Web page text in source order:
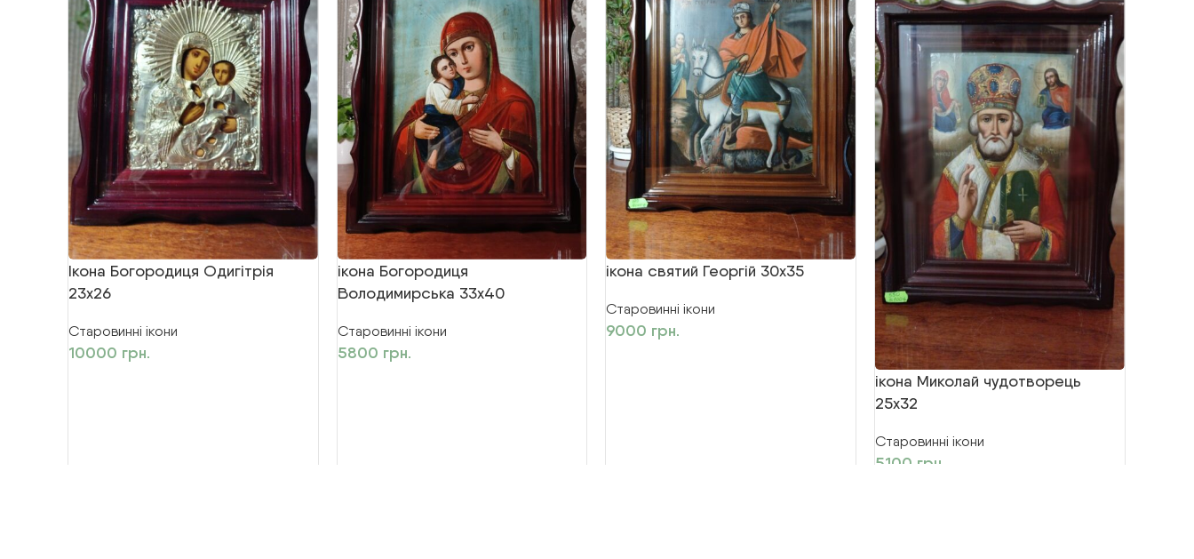
Ікона Богородиця Одигітрія
23х26
Старовинні ікони
10000 грн.
ікона Богородиця
Володимирська 33х40
Старовинні ікони
5800 грн.
ікона святий Георгій 30х35
Старовинні ікони
9000 грн.
ікона Миколай чудотворець
25х32
Старовинні ікони
5100 грн.